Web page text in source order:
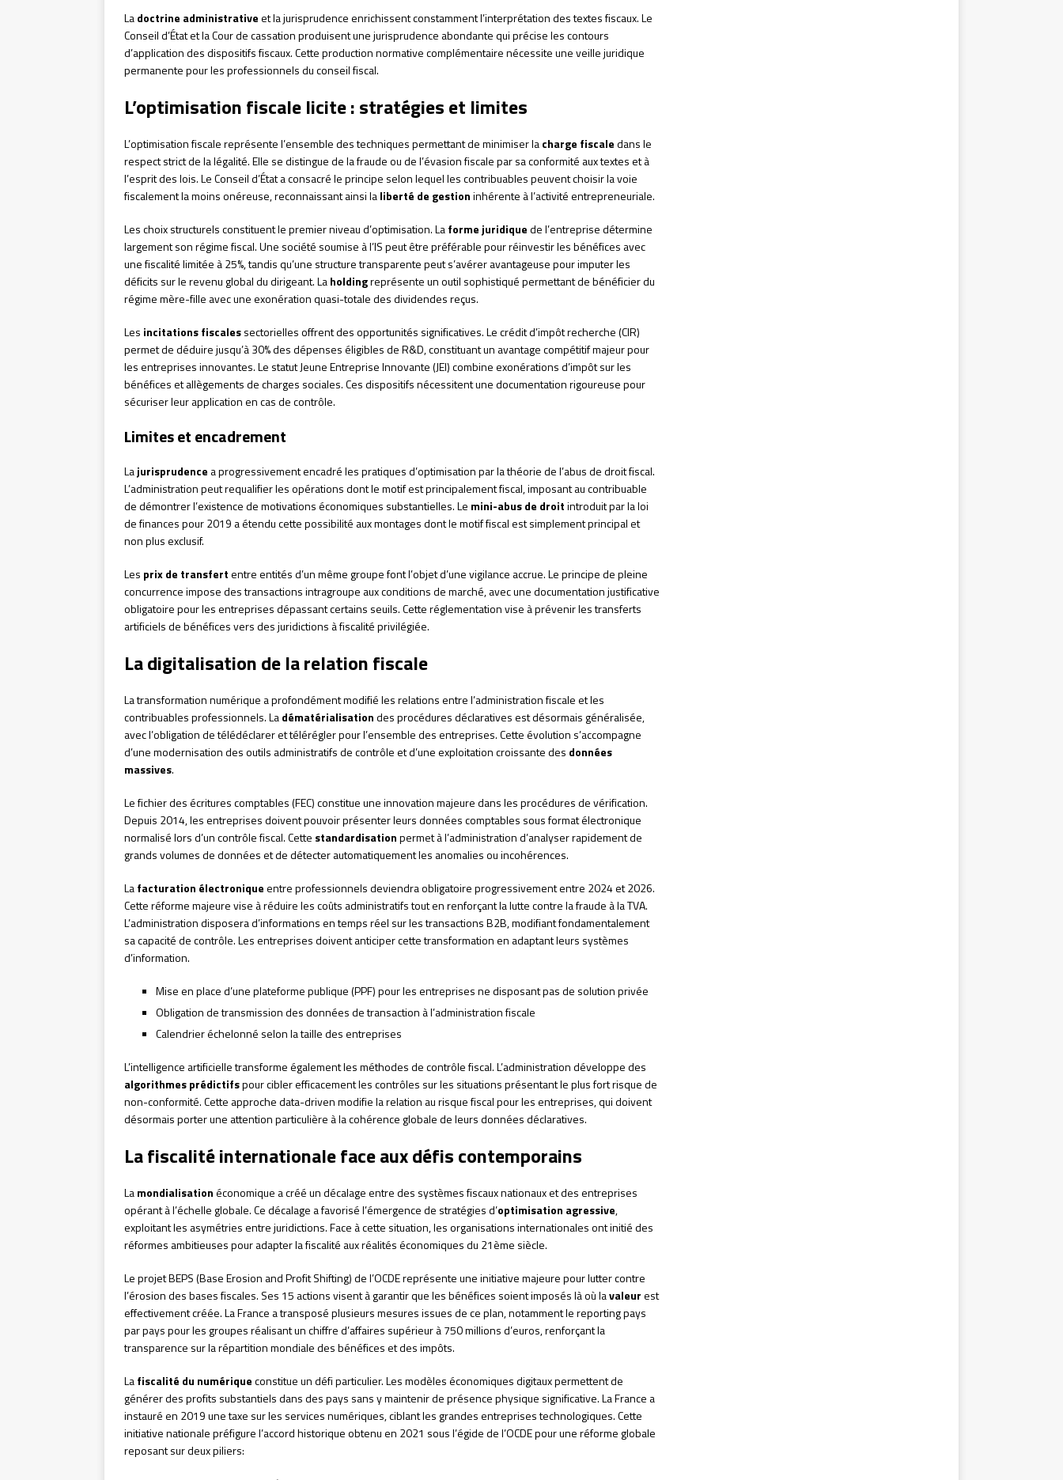
Ladoctrine administrativeet la jurisprudence enrichissent constamment l’interprétation des textes fiscaux. Le
Conseil d’État et la Cour de cassation produisent une jurisprudence abondante qui précise les contours
d’application des dispositifs fiscaux. Cette production normative complémentaire nécessite une veille juridique
permanente pour les professionnels du conseil fiscal.
L’optimisation fiscale licite : stratégies et limites
L’optimisation fiscale représente l’ensemble des techniques permettant de minimiser lacharge fiscaledans le
respect strict de la légalité. Elle se distingue de la fraude ou de l’évasion fiscale par sa conformité aux textes et à
l’esprit des lois. Le Conseil d’État a consacré le principe selon lequel les contribuables peuvent choisir la voie
fiscalement la moins onéreuse, reconnaissant ainsi laliberté de gestioninhérente à l’activité entrepreneuriale.
Les choix structurels constituent le premier niveau d’optimisation. Laforme juridiquede l’entreprise détermine
largement son régime fiscal. Une société soumise à l’IS peut être préférable pour réinvestir les bénéfices avec
une fiscalité limitée à 25%, tandis qu’une structure transparente peut s’avérer avantageuse pour imputer les
déficits sur le revenu global du dirigeant. Laholdingreprésente un outil sophistiqué permettant de bénéficier du
régime mère-fille avec une exonération quasi-totale des dividendes reçus.
Les incitations fiscalessectorielles offrent des opportunités significatives. Le crédit d’impôt recherche (CIR)
permet de déduire jusqu’à 30% des dépenses éligibles de R&D, constituant un avantage compétitif majeur pour
les entreprises innovantes. Le statut Jeune Entreprise Innovante (JEI) combine exonérations d’impôt sur les
bénéfices et allègements de charges sociales. Ces dispositifs nécessitent une documentation rigoureuse pour
sécuriser leur application en cas de contrôle.
Limites et encadrement
Lajurisprudence a progressivement encadré les pratiques d’optimisation par la théorie de l’abus de droit fiscal.
L’administration peut requalifier les opérations dont le motif est principalement fiscal, imposant au contribuable
de démontrer l’existence de motivations économiques substantielles. Le mini-abus de droitintroduit par la loi
de finances pour 2019 a étendu cette possibilité aux montages dont le motif fiscal est simplement principal et
non plus exclusif.
Les prix de transfertentre entités d’un même groupe font l’objet d’une vigilance accrue. Le principe de pleine
concurrence impose des transactions intragroupe aux conditions de marché, avec une documentation justificative
obligatoire pour les entreprises dépassant certains seuils. Cette réglementation vise à prévenir les transferts
artificiels de bénéfices vers des juridictions à fiscalité privilégiée.
La digitalisation de la relation fiscale
La transformation numérique a profondément modifié les relations entre l’administration fiscale et les
contribuables professionnels. Ladématérialisationdes procédures déclaratives est désormais généralisée,
avec l’obligation de télédéclarer et télérégler pour l’ensemble des entreprises. Cette évolution s’accompagne
d’une modernisation des outils administratifs de contrôle et d’une exploitation croissante des données
massives.
Le fichier des écritures comptables (FEC) constitue une innovation majeure dans les procédures de vérification.
Depuis 2014, les entreprises doivent pouvoir présenter leurs données comptables sous format électronique
normalisé lors d’un contrôle fiscal. Cette standardisationpermet à l’administration d’analyser rapidement de
grands volumes de données et de détecter automatiquement les anomalies ou incohérences.
Lafacturation électroniqueentre professionnels deviendra obligatoire progressivement entre 2024 et 2026.
Cette réforme majeure vise à réduire les coûts administratifs tout en renforçant la lutte contre la fraude à la TVA.
L’administration disposera d’informations en temps réel sur les transactions B2B, modifiant fondamentalement
sa capacité de contrôle. Les entreprises doivent anticiper cette transformation en adaptant leurs systèmes
d’information.
Mise en place d’une plateforme publique (PPF) pour les entreprises ne disposant pas de solution privée
Obligation de transmission des données de transaction à l’administration fiscale
Calendrier échelonné selon la taille des entreprises
L’intelligence artificielle transforme également les méthodes de contrôle fiscal. L’administration développe des
algorithmes prédictifspour cibler efficacement les contrôles sur les situations présentant le plus fort risque de
non-conformité. Cette approche data-driven modifie la relation au risque fiscal pour les entreprises, qui doivent
désormais porter une attention particulière à la cohérence globale de leurs données déclaratives.
La fiscalité internationale face aux défis contemporains
Lamondialisationéconomique a créé un décalage entre des systèmes fiscaux nationaux et des entreprises
opérant à l’échelle globale. Ce décalage a favorisé l’émergence de stratégies d’optimisation agressive,
exploitant les asymétries entre juridictions. Face à cette situation, les organisations internationales ont initié des
réformes ambitieuses pour adapter la fiscalité aux réalités économiques du 21ème siècle.
Le projet BEPS (Base Erosion and Profit Shifting) de l’OCDE représente une initiative majeure pour lutter contre
l’érosion des bases fiscales. Ses 15 actions visent à garantir que les bénéfices soient imposés là où lavaleurest
effectivement créée. La France a transposé plusieurs mesures issues de ce plan, notamment le reporting pays
par pays pour les groupes réalisant un chiffre d’affaires supérieur à 750 millions d’euros, renforçant la
transparence sur la répartition mondiale des bénéfices et des impôts.
Lafiscalité du numériqueconstitue un défi particulier. Les modèles économiques digitaux permettent de
générer des profits substantiels dans des pays sans y maintenir de présence physique significative. La France a
instauré en 2019 une taxe sur les services numériques, ciblant les grandes entreprises technologiques. Cette
initiative nationale préfigure l’accord historique obtenu en 2021 sous l’égide de l’OCDE pour une réforme globale
reposant sur deux piliers: